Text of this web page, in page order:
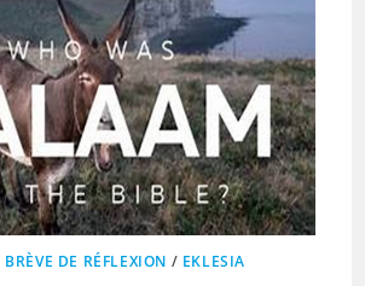
BRÈVE DE RÉFLEXION / EKLESIA